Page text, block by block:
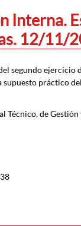
Interna.
12/11/
segundo ejercicio
supuesto práctico
Técnico, de